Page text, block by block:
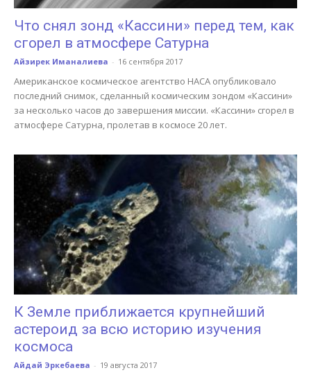
Что снял зонд «Кассини» перед тем, как
сгорел в атмосфере Сатурна
Айзирек Иманалиева - 16 сентября 2017
Американское космическое агентство НАСА опубликовало
последний снимок, сделанный космическим зондом «Кассини»
за несколько часов до завершения миссии. «Кассини» сгорел в
атмосфере Сатурна, пролетав в космосе 20 лет.
К Земле приближается крупнейший
астероид за всю историю изучения
космоса
Айдай Эркебаева - 19 августа 2017